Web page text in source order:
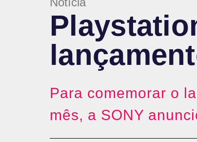
Para comemorar o
mês, a SONY